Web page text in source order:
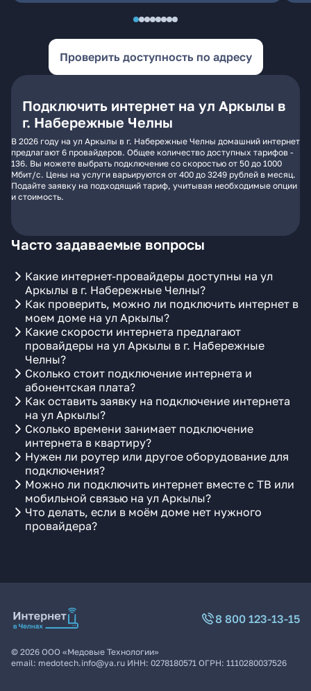
Проверить доступность по адресу
Подключить интернет на ул Аркылы в
г. Набережные Челны
В 2026 году на ул Аркылы в г. Набережные Челны домашний интернет
предлагают 6 провайдеров. Общее количество доступных тарифов -
136. Вы можете выбрать подключение со скоростью от 50 до 1000
Мбит/с. Цены на услуги варьируются от 400 до 3249 рублей в месяц.
Подайте заявку на подходящий тариф, учитывая необходимые опции
и стоимость.
Часто задаваемые вопросы
Какие интернет-провайдеры доступны на ул
Аркылы в г. Набережные Челны?
Как проверить, можно ли подключить интернет в
моем доме на ул Аркылы?
Какие скорости интернета предлагают
провайдеры на ул Аркылы в г. Набережные
Челны?
Сколько стоит подключение интернета и
абонентская плата?
Как оставить заявку на подключение интернета
на ул Аркылы?
Сколько времени занимает подключение
интернета в квартиру?
Нужен ли роутер или другое оборудование для
подключения?
Можно ли подключить интернет вместе с ТВ или
мобильной связью на ул Аркылы?
Что делать, если в моём доме нет нужного
провайдера?
8 800 123-13-15
© 2026 ООО «Медовые Технологии»
email: medotech.info@ya.ru ИНН: 0278180571 ОГРН: 1110280037526